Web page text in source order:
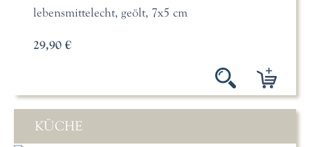
lebensmittelecht, geölt, 7x5 cm
29,90 €
KÜCHE